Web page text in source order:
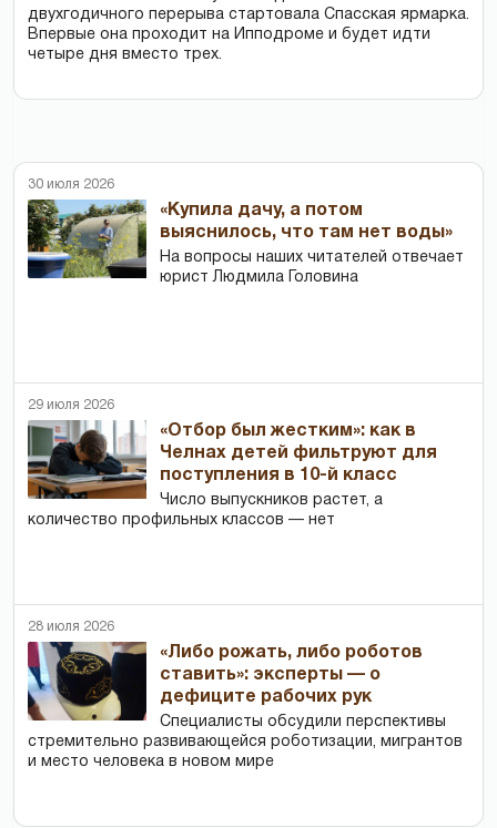
двухгодичного перерыва стартовала Спасская ярмарка.
Впервые она проходит на Ипподроме и будет идти
четыре дня вместо трех.
30 июля 2026
«Купила дачу, а потом
выяснилось, что там нет воды»
На вопросы наших читателей отвечает
юрист Людмила Головина
29 июля 2026
«Отбор был жестким»: как в
Челнах детей фильтруют для
поступления в 10-й класс
Число выпускников растет, а
количество профильных классов — нет
28 июля 2026
«Либо рожать, либо роботов
ставить»: эксперты — о
дефиците рабочих рук
Специалисты обсудили перспективы
стремительно развивающейся роботизации, мигрантов
и место человека в новом мире